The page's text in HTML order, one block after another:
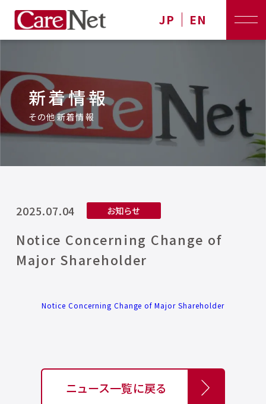
JP EN
新着情報
その他新着情報
2025.07.04 お知らせ
Notice Concerning Change of
Major Shareholder
Notice Concerning Change of Major Shareholder
ニュース一覧に戻る